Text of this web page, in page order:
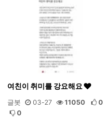
여친이 취미를 강요해요
글봇 03-27 11050
0
0